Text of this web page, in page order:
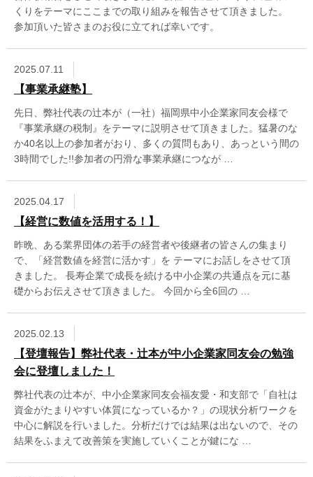
くりをテーマにここまでの取り組みを報告させて頂きました。
参加頂いた皆さまのお役に立てれば幸いです。
2025.07.11
【事業承継塾】
先日、弊社代表の辻本が（一社）福岡県中小企業家同友会様で
『事業承継の税制』をテーマに説明させて頂きました。猛暑のな
か40名以上の参加者がおり、多くの質問もあり、あっという間の
3時間でした!!参加者の円滑な事業承継につなが …
2025.04.17
【経営に数値を活用する！】
昨晩、ある業界団体の若手の経営者や後継者の皆さんの集まり
で、「経営数値を経営に活かす」を テーマにお話しをさせて頂
きました。 長寿企業で成長を続ける中小企業の共通点を元に基
礎からお伝えさせて頂きました。 今回から全6回の …
2025.02.13
【登壇報告】弊社代表・辻本が中小企業家同友会の勉強
会に登壇しました！
弊社代表の辻本が、中小企業家同友会福友愛・和支部で「自社は
資金がたまりやすい体質になっているか？」の現状分析ワークを
中心に解説を行いました。分析だけでは結果は出ないので、その
結果をふまえて改善策を実施していくことが鍵にな …